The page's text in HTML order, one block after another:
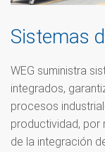
Sistemas
WEG suministra
integrados,
procesos
productividad, por
de la integración